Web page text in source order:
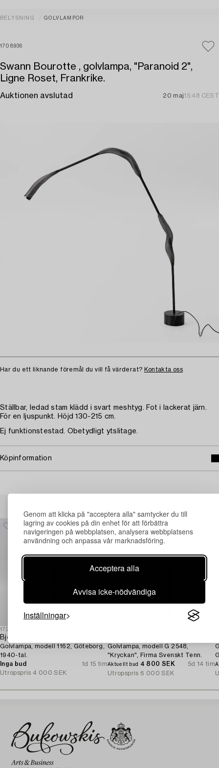
Genom att klicka på "acceptera alla" samtycker du till
lagring av cookies på din enhet för att förbättra
navigeringen på webbplatsen, analysera webbplatsens
användning och anpassa vår marknadsföring.
Acceptera alla
Avvisa icke-nödvändiga
Inställningar
BELYSNING GOLVLAMPOR
1708936
Swann Bourotte , golvlampa, "Paranoid 2",
Ligne Roset, Frankrike.
Auktionen avslutad 20 maj15:48 CEST
Har du ett liknande föremål du vill få värderat? Kontakta oss
Ställbar, ledad stam klädd i svart meshtyg. Fot i lackerat järn.
För en ljuspunkt. Höjd 130-215 cm.
Ej funktionstestad. Obetydligt ytslitage.
Köpinformation
1727620
Bjerkås
Golvlampa, modell 1162, Göteborg,
1940-tal.
Inga bud
1d 15 tim
Utropspris 4 000 SEK
Golvlampa, modell G 2548,
"Kryckan", Firma Svenskt Tenn.
Aktuellt bud 4 800 SEK
5d 14 tim
Utropspris 6 000 SEK